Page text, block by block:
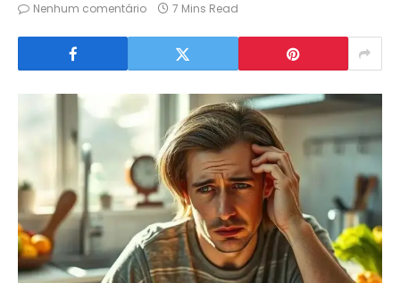
Nenhum comentário
7 Mins Read